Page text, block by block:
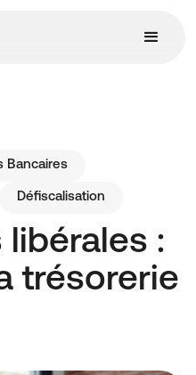
Bancaires
Défiscalisation
libérales :
trésorerie